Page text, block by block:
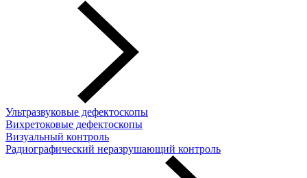
Ультразвуковые дефектоскопы
Вихретоковые дефектоскопы
Визуальный контроль
Радиографический неразрушающий контроль